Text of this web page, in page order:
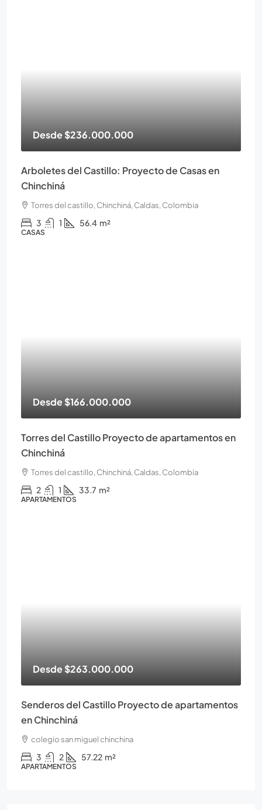
Desde$236.000.000
Arboletes del Castillo: Proyecto de Casas en
Chinchiná
Torres del castillo, Chinchiná, Caldas, Colombia
3 1 56.4 m²
CASAS
Desde$166.000.000
Torres del Castillo Proyecto de apartamentos en
Chinchiná
Torres del castillo, Chinchiná, Caldas, Colombia
2 1 33.7 m²
APARTAMENTOS
Desde$263.000.000
Senderos del Castillo Proyecto de apartamentos
en Chinchiná
colegio san miguel chinchina
3 2 57.22 m²
APARTAMENTOS